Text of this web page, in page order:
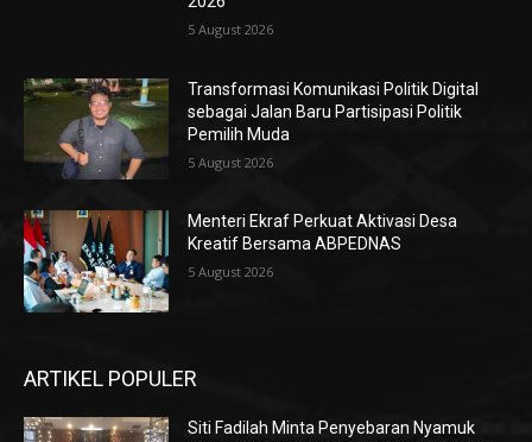
5 August 2026
Transformasi Komunikasi Politik Digital
sebagai Jalan Baru Partisipasi Politik
Pemilih Muda
5 August 2026
Menteri Ekraf Perkuat Aktivasi Desa
Kreatif Bersama ABPEDNAS
5 August 2026
ARTIKEL POPULER
Siti Fadilah Minta Penyebaran Nyamuk